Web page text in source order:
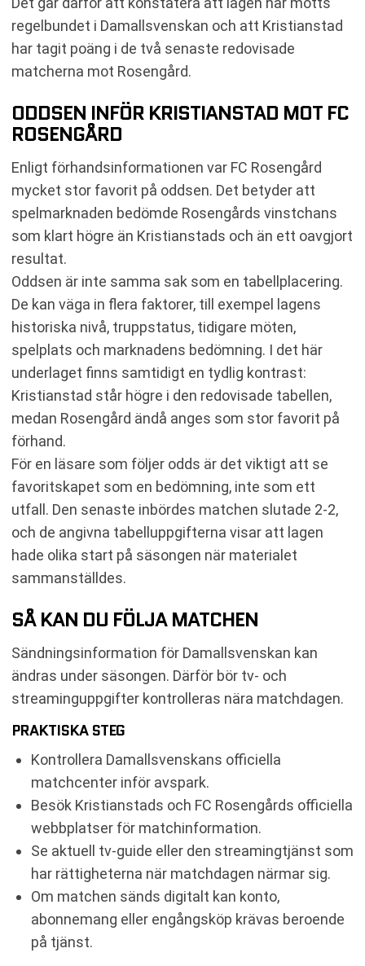
regelbundet i Damallsvenskan och att Kristianstad
har tagit poäng i de två senaste redovisade
matcherna mot Rosengård.
ODDSEN INFÖR KRISTIANSTAD MOT FC
ROSENGÅRD
Enligt förhandsinformationen var FC Rosengård
mycket stor favorit på oddsen. Det betyder att
spelmarknaden bedömde Rosengårds vinstchans
som klart högre än Kristianstads och än ett oavgjort
resultat.
Oddsen är inte samma sak som en tabellplacering.
De kan väga in flera faktorer, till exempel lagens
historiska nivå, truppstatus, tidigare möten,
spelplats och marknadens bedömning. I det här
underlaget finns samtidigt en tydlig kontrast:
Kristianstad står högre i den redovisade tabellen,
medan Rosengård ändå anges som stor favorit på
förhand.
För en läsare som följer odds är det viktigt att se
favoritskapet som en bedömning, inte som ett
utfall. Den senaste inbördes matchen slutade 2-2,
och de angivna tabelluppgifterna visar att lagen
hade olika start på säsongen när materialet
sammanställdes.
SÅ KAN DU FÖLJA MATCHEN
Sändningsinformation för Damallsvenskan kan
ändras under säsongen. Därför bör tv- och
streaminguppgifter kontrolleras nära matchdagen.
PRAKTISKA STEG
Kontrollera Damallsvenskans officiella
matchcenter inför avspark.
Besök Kristianstads och FC Rosengårds officiella
webbplatser för matchinformation.
Se aktuell tv-guide eller den streamingtjänst som
har rättigheterna när matchdagen närmar sig.
Om matchen sänds digitalt kan konto,
abonnemang eller engångsköp krävas beroende
på tjänst.